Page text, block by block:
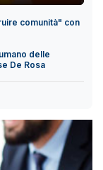
comunità" con
delle
De Rosa